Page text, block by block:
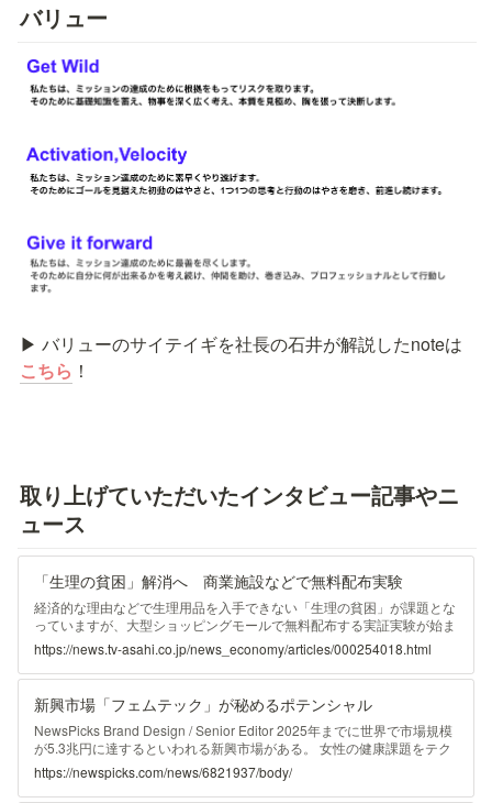
バリュー
▶ バリューのサイテイギを社長の石井が解説したnoteは
こちら ！
取り上げていただいたインタビュー記事やニ
ュース
「生理の貧困」解消へ 商業施設などで無料配布実験
経済的な理由などで生理用品を入手できない「生理の貧困」が課題とな
っていますが、大型ショッピングモールで無料配布する実証実験が始ま
りました。 イオンモールは、生理用のナプキンを無料で配布する実
証実験を複数の店舗で実施します。 生理用品が入手できない問題は
新型コロナの影響で表面化し、生理用品の金銭的な負担を「重く感じ
る」と回答する人が55％に及ぶ調査もあります。 ...
https://news.tv-asahi.co.jp/news_economy/articles/000254018.html
新興市場「フェムテック」が秘めるポテンシャル
NewsPicks Brand Design / Senior Editor 2025年までに世界で市場規模
が5.3兆円に達するといわれる新興市場がある。 女性の健康課題をテク
ノロジーによって解決する フェムテック市場 だ。 マーケットはアメリ
カを中心に2010年頃から拡大しており、日本でも"フェムテック元年"と
https://newspicks.com/news/6821937/body/